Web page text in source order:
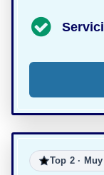
Top 2 ·